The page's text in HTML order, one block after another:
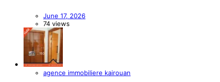
June 17, 2026
74 views
agence immobiliere kairouan